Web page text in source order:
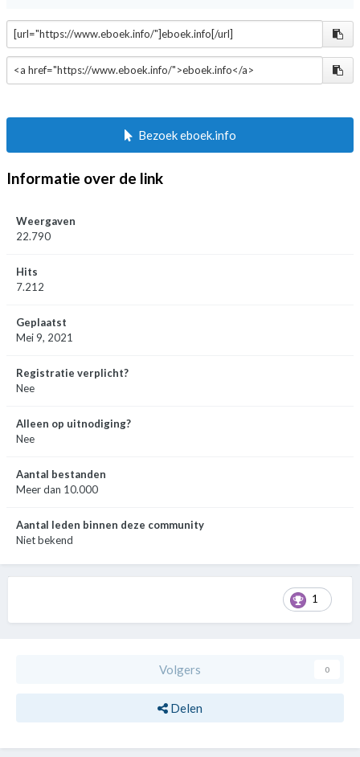
Bezoek eboek.info
Informatie over de link
Weergaven
22.790
Hits
7.212
Geplaatst
Mei 9, 2021
Registratie verplicht?
Nee
Alleen op uitnodiging?
Nee
Aantal bestanden
Meer dan 10.000
Aantal leden binnen deze community
Niet bekend
1
Volgers 0
Delen